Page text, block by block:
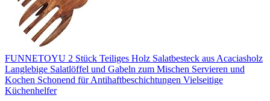
FUNNETOYU 2 Stück Teiliges Holz Salatbesteck aus Acaciasholz
Langlebige Salatlöffel und Gabeln zum Mischen Servieren und
Kochen Schonend für Antihaftbeschichtungen Vielseitige
Küchenhelfer